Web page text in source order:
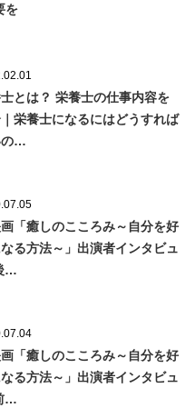
を
とは？ 栄養士の仕事内容を
栄養士になるにはどうすれば
の…
画「癒しのこころみ～自分を好
る方法～」出演者インタビュ
…
画「癒しのこころみ～自分を好
る方法～」出演者インタビュ
…